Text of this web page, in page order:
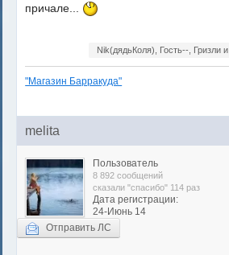
причале...
Nik(дядьКоля), Гость--, Гризли и
"Магазин Барракуда"
melita
Пользователь
8 892 сообщений
сказали "спасибо" 114 раз
Дата регистрации:
24-Июнь 14
Отправить ЛС